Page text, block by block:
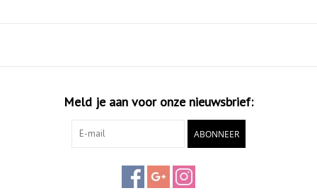
Meld je aan voor onze nieuwsbrief:
ABONNEER